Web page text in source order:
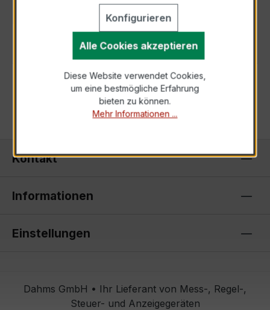
DOWNLOADS
Kontakt
Informationen
Einstellungen
Dahms GmbH • Ihr Lieferant von Mess-, Regel-,
Steuer- und Anzeigegeräten
Konfigurieren
Alle Cookies akzeptieren
Diese Website verwendet Cookies,
um eine bestmögliche Erfahrung
bieten zu können.
Mehr Informationen ...